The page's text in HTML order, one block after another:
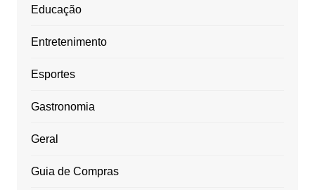
Educação
Entretenimento
Esportes
Gastronomia
Geral
Guia de Compras